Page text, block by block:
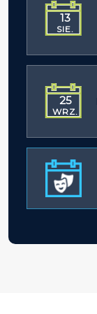
13
SIE.
25
WRZ.